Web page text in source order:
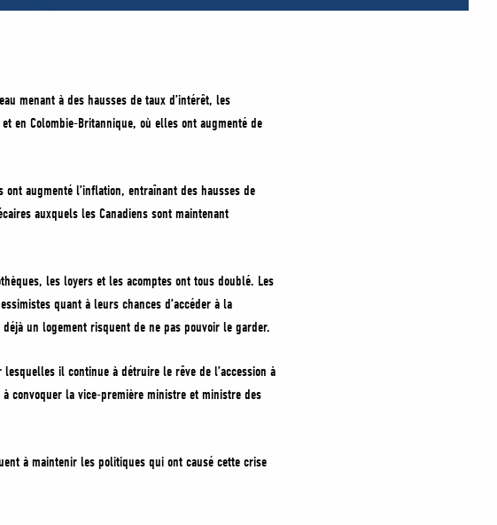
menant à des hausses de taux d’intérêt, les
en Colombie-Britannique, où elles ont augmenté de
ont augmenté l’inflation, entraînant des hausses de
auxquels les Canadiens sont maintenant
les loyers et les acomptes ont tous doublé. Les
quant à leurs chances d’accéder à la
un logement risquent de ne pas pouvoir le garder.
il continue à détruire le rêve de l’accession à
convoquer la vice-première ministre et ministre des
à maintenir les politiques qui ont causé cette crise